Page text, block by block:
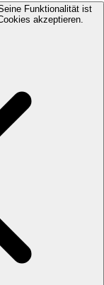
Funktionalität ist
akzeptieren.